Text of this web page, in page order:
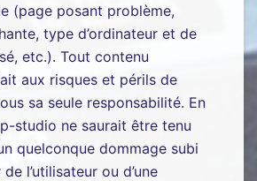
(page posant problème,
type d’ordinateur et de
etc.). Tout contenu
aux risques et périls de
sa seule responsabilité. En
studio ne saurait être tenu
quelconque dommage subi
l’utilisateur ou d’une